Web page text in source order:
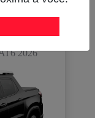
2026